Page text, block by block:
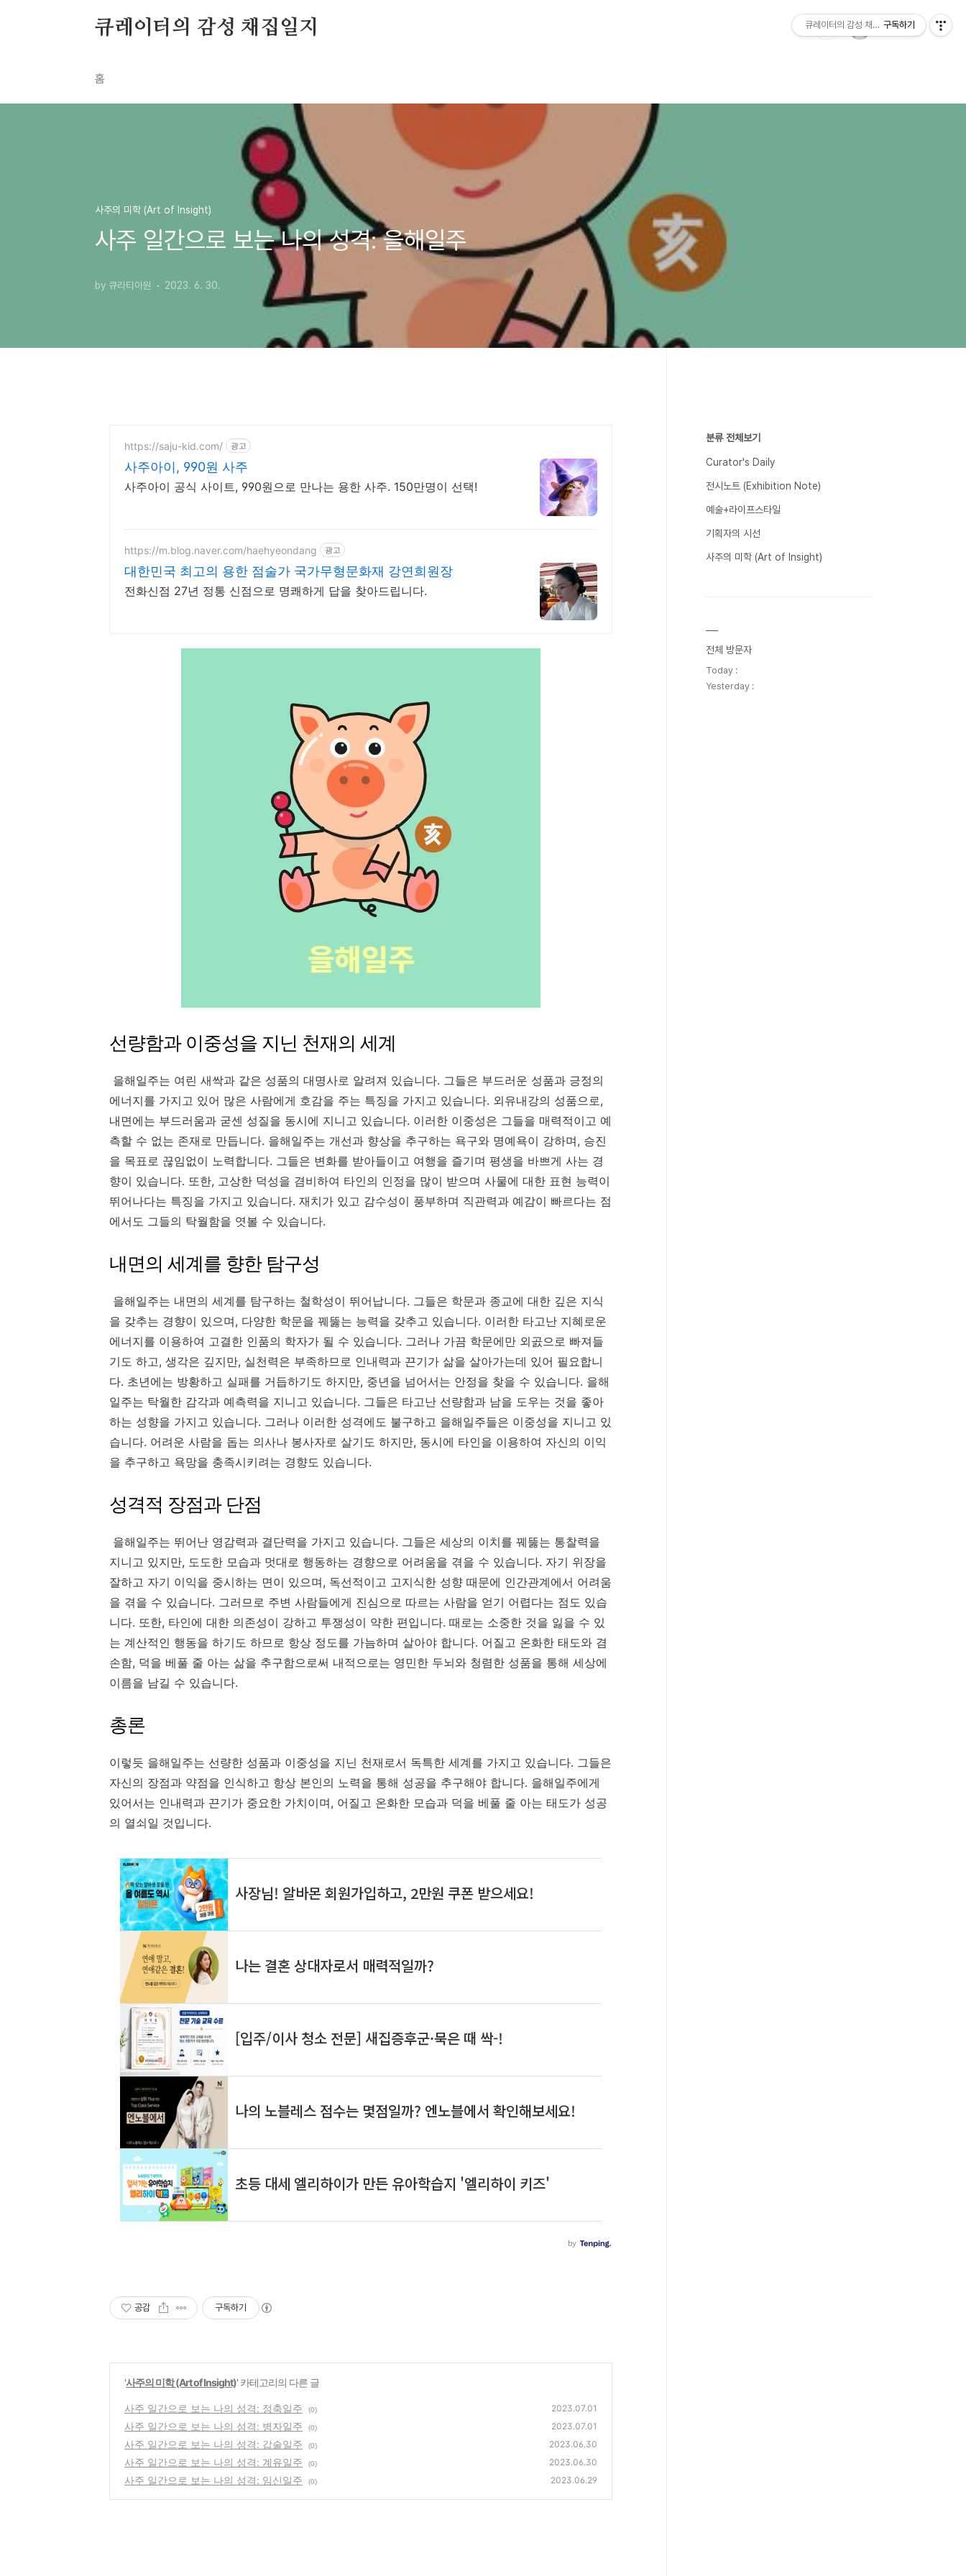
큐레이터의 감성 채집일지
홈
사주의 미학 (Art of Insight)
사주 일간으로 보는 나의 성격: 을해일주
by 큐라티아원 2023. 6. 30.
https://saju-kid.com/ 광고
사주아이, 990원 사주
사주아이 공식 사이트, 990원으로 만나는 용한 사주. 150만명이 선택!
https://m.blog.naver.com/haehyeondang 광고
대한민국 최고의 용한 점술가 국가무형문화재 강연희원장
전화신점 27년 정통 신점으로 명쾌하게 답을 찾아드립니다.
선량함과 이중성을 지닌 천재의 세계
을해일주는 여린 새싹과 같은 성품의 대명사로 알려져 있습니다. 그들은 부드러운 성품과 긍정의
에너지를 가지고 있어 많은 사람에게 호감을 주는 특징을 가지고 있습니다. 외유내강의 성품으로,
내면에는 부드러움과 굳센 성질을 동시에 지니고 있습니다. 이러한 이중성은 그들을 매력적이고 예
측할 수 없는 존재로 만듭니다. 을해일주는 개선과 향상을 추구하는 욕구와 명예욕이 강하며, 승진
을 목표로 끊임없이 노력합니다. 그들은 변화를 받아들이고 여행을 즐기며 평생을 바쁘게 사는 경
향이 있습니다. 또한, 고상한 덕성을 겸비하여 타인의 인정을 많이 받으며 사물에 대한 표현 능력이
뛰어나다는 특징을 가지고 있습니다. 재치가 있고 감수성이 풍부하며 직관력과 예감이 빠르다는 점
에서도 그들의 탁월함을 엿볼 수 있습니다.
내면의 세계를 향한 탐구성
을해일주는 내면의 세계를 탐구하는 철학성이 뛰어납니다. 그들은 학문과 종교에 대한 깊은 지식
을 갖추는 경향이 있으며, 다양한 학문을 꿰뚫는 능력을 갖추고 있습니다. 이러한 타고난 지혜로운
에너지를 이용하여 고결한 인품의 학자가 될 수 있습니다. 그러나 가끔 학문에만 외곬으로 빠져들
기도 하고, 생각은 깊지만, 실천력은 부족하므로 인내력과 끈기가 삶을 살아가는데 있어 필요합니
다. 초년에는 방황하고 실패를 거듭하기도 하지만, 중년을 넘어서는 안정을 찾을 수 있습니다. 을해
일주는 탁월한 감각과 예측력을 지니고 있습니다. 그들은 타고난 선량함과 남을 도우는 것을 좋아
하는 성향을 가지고 있습니다. 그러나 이러한 성격에도 불구하고 을해일주들은 이중성을 지니고 있
습니다. 어려운 사람을 돕는 의사나 봉사자로 살기도 하지만, 동시에 타인을 이용하여 자신의 이익
을 추구하고 욕망을 충족시키려는 경향도 있습니다.
성격적 장점과 단점
을해일주는 뛰어난 영감력과 결단력을 가지고 있습니다. 그들은 세상의 이치를 꿰뚫는 통찰력을
지니고 있지만, 도도한 모습과 멋대로 행동하는 경향으로 어려움을 겪을 수 있습니다. 자기 위장을
잘하고 자기 이익을 중시하는 면이 있으며, 독선적이고 고지식한 성향 때문에 인간관계에서 어려움
을 겪을 수 있습니다. 그러므로 주변 사람들에게 진심으로 따르는 사람을 얻기 어렵다는 점도 있습
니다. 또한, 타인에 대한 의존성이 강하고 투쟁성이 약한 편입니다. 때로는 소중한 것을 잃을 수 있
는 계산적인 행동을 하기도 하므로 항상 정도를 가늠하며 살아야 합니다. 어질고 온화한 태도와 겸
손함, 덕을 베풀 줄 아는 삶을 추구함으로써 내적으로는 영민한 두뇌와 청렴한 성품을 통해 세상에
이름을 남길 수 있습니다.
총론
이렇듯 을해일주는 선량한 성품과 이중성을 지닌 천재로서 독특한 세계를 가지고 있습니다. 그들은
자신의 장점과 약점을 인식하고 항상 본인의 노력을 통해 성공을 추구해야 합니다. 을해일주에게
있어서는 인내력과 끈기가 중요한 가치이며, 어질고 온화한 모습과 덕을 베풀 줄 아는 태도가 성공
의 열쇠일 것입니다.
공감 구독하기
'사주의 미학 (Art of Insight)' 카테고리의 다른 글
사주 일간으로 보는 나의 성격: 정축일주 (0) 2023.07.01
사주 일간으로 보는 나의 성격: 병자일주 (0) 2023.07.01
사주 일간으로 보는 나의 성격: 갑술일주 (0) 2023.06.30
사주 일간으로 보는 나의 성격: 계유일주 (0) 2023.06.30
사주 일간으로 보는 나의 성격: 임신일주 (0) 2023.06.29
분류 전체보기
Curator's Daily
전시노트 (Exhibition Note)
예술+라이프스타일
기획자의 시선
사주의 미학 (Art of Insight)
전체 방문자
Today :
Yesterday :
큐레이터의 감성 채집일지구독하기